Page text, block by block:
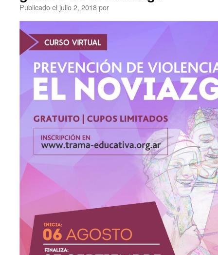
Publicado el julio 2, 2018por